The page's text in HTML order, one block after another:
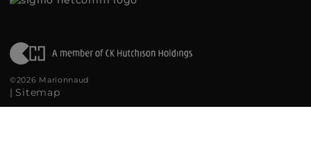
©2026 Marionnaud
| Sitemap